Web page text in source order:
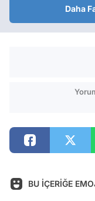
Daha
BU İÇERİĞE